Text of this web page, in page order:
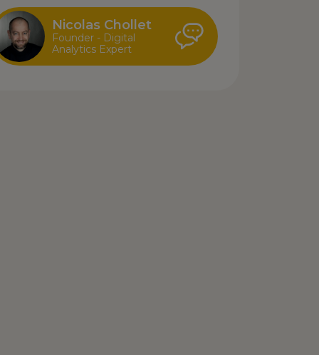
Nicolas Chollet
Founder - Digital
Analytics Expert